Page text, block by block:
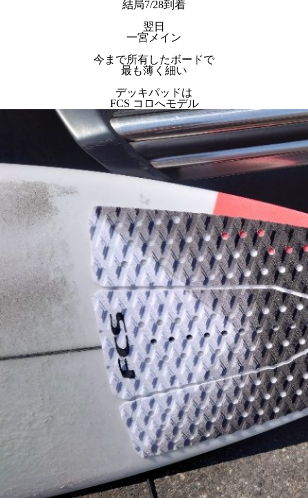
結局7/28到着
翌日
一宮メイン
今まで所有したボードで
最も薄く細い
デッキパッドは
FCS コロへモデル